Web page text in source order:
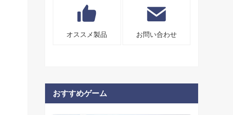
オススメ製品 お問い合わせ
おすすめゲーム